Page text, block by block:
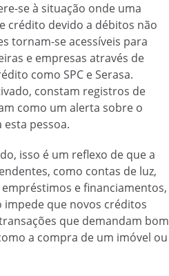
se à situação onde uma
crédito devido a débitos não
tornam-se acessíveis para
e empresas através de
como SPC e Serasa.
constam registros de
como um alerta sobre o
pessoa.
isso é um reflexo de que a
como contas de luz,
e financiamentos,
impede que novos créditos
que demandam bom
a compra de um imóvel ou